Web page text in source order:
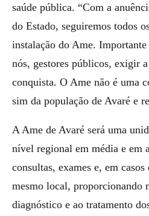
saúde pública. “Com a
do Estado, seguiremos todos
instalação do Ame.
nós, gestores públicos, exigir a
conquista. O Ame não é uma
sim da população de Avaré e
A Ame de Avaré será uma
nível regional em média e em
consultas, exames e, em
mesmo local, proporcionando
diagnóstico e ao tratamento